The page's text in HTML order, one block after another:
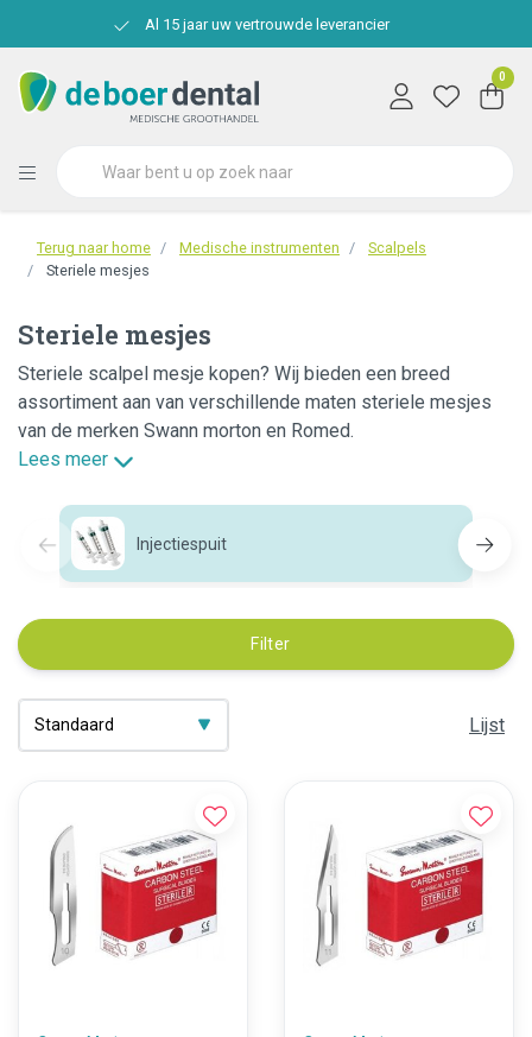
Al 15 jaar uw vertrouwde leverancier
0
Terug naar home Medische instrumenten
Scalpels
Steriele mesjes
Steriele mesjes
Steriele scalpel mesje kopen? Wij bieden een breed
assortiment aan van verschillende maten steriele mesjes
van de merken Swann morton en Romed.
Lees meer
Injectiespuit
Filter
Lijst